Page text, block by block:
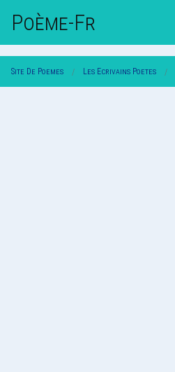
Poème-Fr
Site De Poemes Les Ecrivains Poetes